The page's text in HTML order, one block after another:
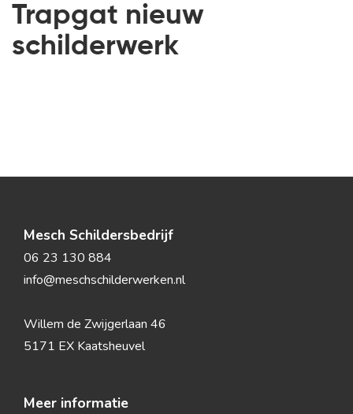
Trapgat nieuw
schilderwerk
Mesch Schildersbedrijf
06 23 130 884
info@meschschilderwerken.nl
Willem de Zwijgerlaan 46
5171 EX Kaatsheuvel
Meer informatie